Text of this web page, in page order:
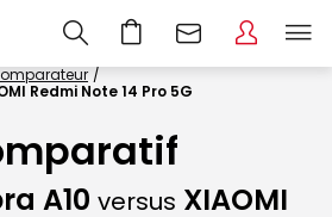
Redmi Note 14 Pro 5G
A10 versus XIAOMI